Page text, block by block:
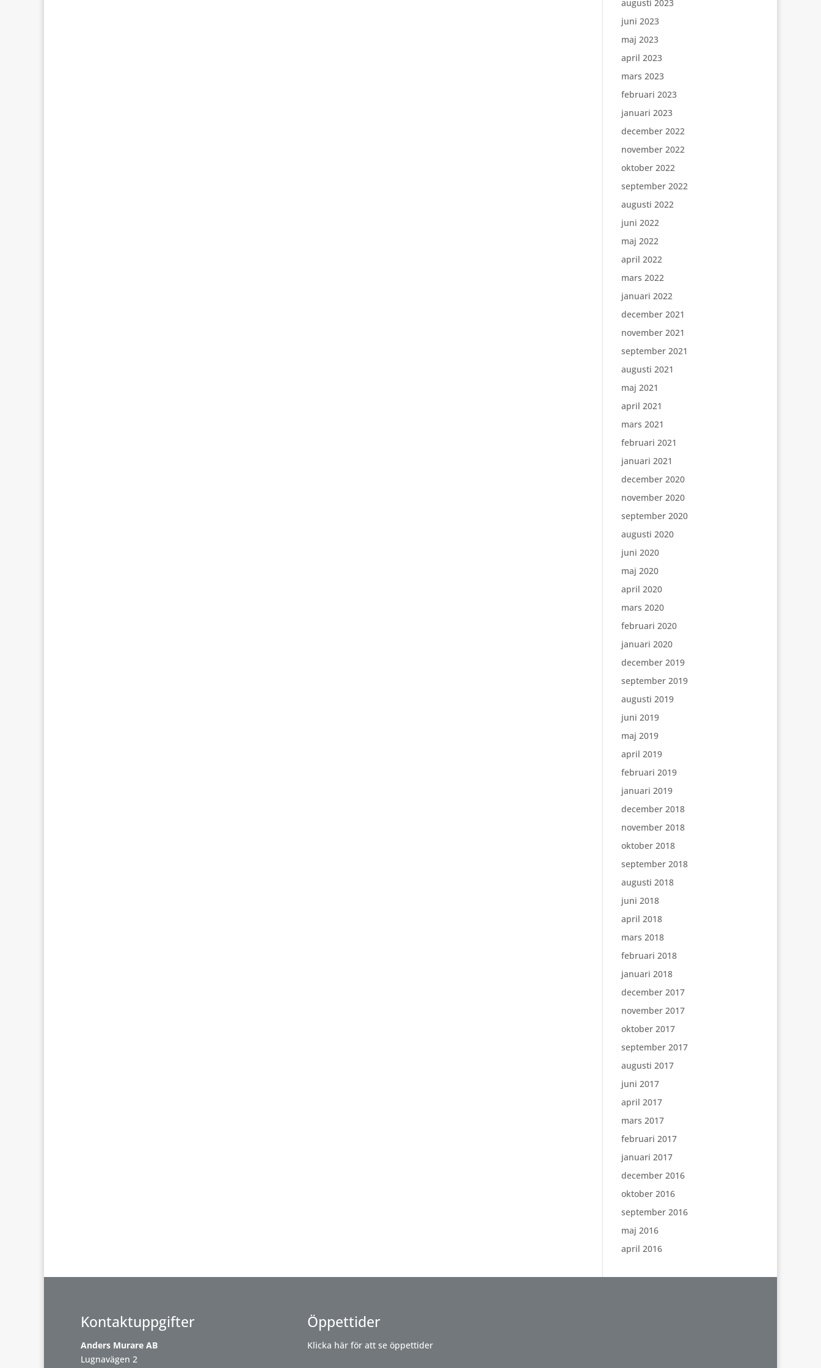
augusti 2023
juni 2023
maj 2023
april 2023
mars 2023
februari 2023
januari 2023
december 2022
november 2022
oktober 2022
september 2022
augusti 2022
juni 2022
maj 2022
april 2022
mars 2022
januari 2022
december 2021
november 2021
september 2021
augusti 2021
maj 2021
april 2021
mars 2021
februari 2021
januari 2021
december 2020
november 2020
september 2020
augusti 2020
juni 2020
maj 2020
april 2020
mars 2020
februari 2020
januari 2020
december 2019
september 2019
augusti 2019
juni 2019
maj 2019
april 2019
februari 2019
januari 2019
december 2018
november 2018
oktober 2018
september 2018
augusti 2018
juni 2018
april 2018
mars 2018
februari 2018
januari 2018
december 2017
november 2017
oktober 2017
september 2017
augusti 2017
juni 2017
april 2017
mars 2017
februari 2017
januari 2017
december 2016
oktober 2016
september 2016
maj 2016
april 2016
Kontaktuppgifter
Anders Murare AB
Lugnavägen 2
Öppettider
Klicka här för att se öppettider